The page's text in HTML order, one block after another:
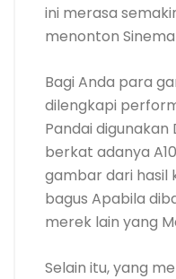
ini merasa
menonton
Bagi Anda para
dilengkapi
Pandai
berkat adanya
gambar dari hasil
bagus Apabila
merek lain yang
Selain itu, yang